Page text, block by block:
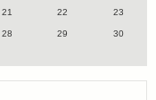
21 22 23
28 29 30